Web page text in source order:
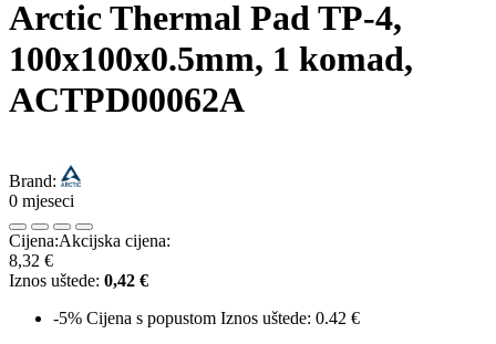
Arctic Thermal Pad TP-4,
100x100x0.5mm, 1 komad,
ACTPD00062A
Brand:
0 mjeseci
Cijena:Akcijska cijena:
8,32 €
Iznos uštede: 0,42 €
-5% Cijena s popustom Iznos uštede: 0.42 €